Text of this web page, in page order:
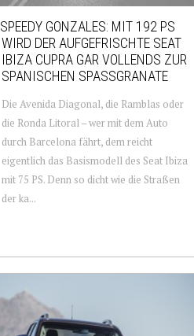
SPEEDY GONZALES: MIT 192 PS
WIRD DER AUFGEFRISCHTE SEAT
IBIZA CUPRA GAR VOLLENDS ZUR
SPANISCHEN SPASSGRANATE
Die Avenida Diagonal, die Ramblas oder
die Ronda Litoral – wer mit dem Auto
durch Barcelona fährt, dem reicht
eigentlich das Basismodell des Seat Ibiza
mit 75 PS. Denn so dicht wie die Straßen
der ka...